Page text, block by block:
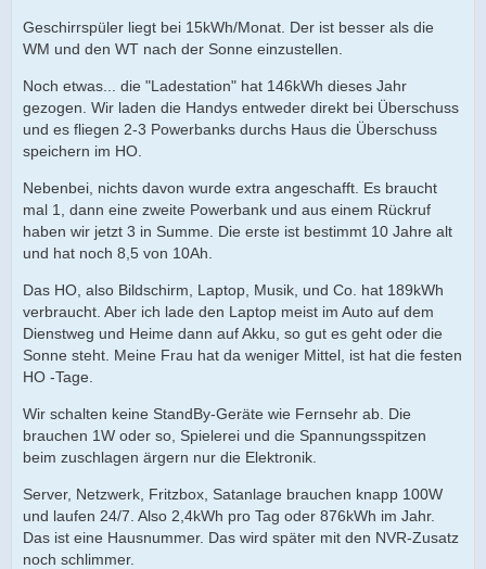
Geschirrspüler liegt bei 15kWh/Monat. Der ist besser als die
WM und den WT nach der Sonne einzustellen.
Noch etwas... die "Ladestation" hat 146kWh dieses Jahr
gezogen. Wir laden die Handys entweder direkt bei Überschuss
und es fliegen 2-3 Powerbanks durchs Haus die Überschuss
speichern im HO.
Nebenbei, nichts davon wurde extra angeschafft. Es braucht
mal 1, dann eine zweite Powerbank und aus einem Rückruf
haben wir jetzt 3 in Summe. Die erste ist bestimmt 10 Jahre alt
und hat noch 8,5 von 10Ah.
Das HO, also Bildschirm, Laptop, Musik, und Co. hat 189kWh
verbraucht. Aber ich lade den Laptop meist im Auto auf dem
Dienstweg und Heime dann auf Akku, so gut es geht oder die
Sonne steht. Meine Frau hat da weniger Mittel, ist hat die festen
HO -Tage.
Wir schalten keine StandBy-Geräte wie Fernsehr ab. Die
brauchen 1W oder so, Spielerei und die Spannungsspitzen
beim zuschlagen ärgern nur die Elektronik.
Server, Netzwerk, Fritzbox, Satanlage brauchen knapp 100W
und laufen 24/7. Also 2,4kWh pro Tag oder 876kWh im Jahr.
Das ist eine Hausnummer. Das wird später mit den NVR-Zusatz
noch schlimmer.